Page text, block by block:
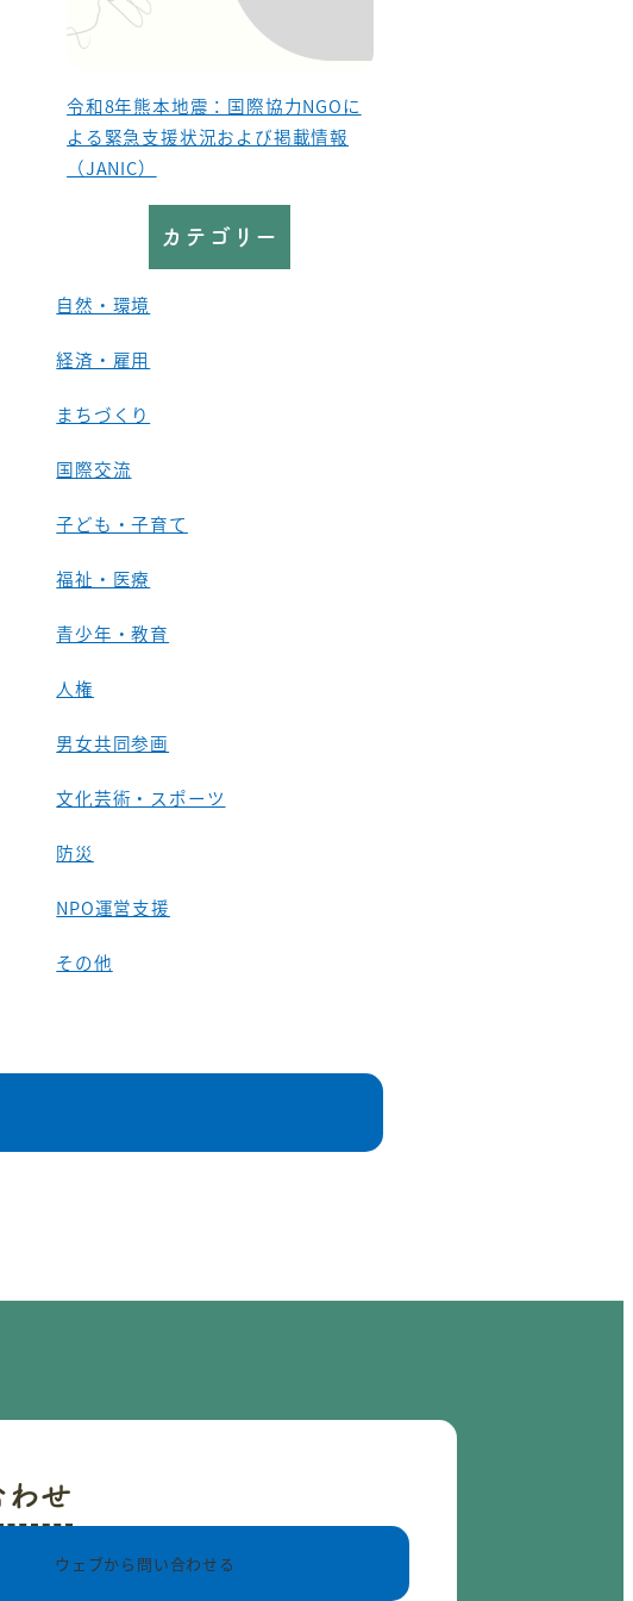
令和8年熊本地震：国際協力NGOに
よる緊急支援状況および掲載情報
（JANIC）
カテゴリー
自然・環境
経済・雇用
まちづくり
国際交流
子ども・子育て
福祉・医療
青少年・教育
人権
男女共同参画
文化芸術・スポーツ
防災
NPO運営支援
その他
わせ
ウェブから問い合わせる